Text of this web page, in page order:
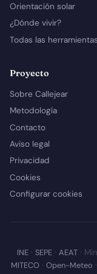
Orientación solar
¿Dónde vivir?
Todas las herramientas
Proyecto
Sobre Callejear
Metodología
Contacto
Aviso legal
Privacidad
Cookies
Configurar cookies
INE· SEPE· AEAT·
MITECO· Open-Meteo ·